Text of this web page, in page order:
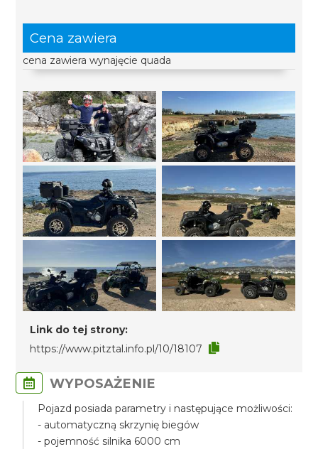
Cena zawiera
cena zawiera wynajęcie quada
Link do tej strony:
https://www.pitztal.info.pl/10/18107
WYPOSAŻENIE
Pojazd posiada parametry i następujące możliwości:
- automatyczną skrzynię biegów
- pojemność silnika 6000 cm